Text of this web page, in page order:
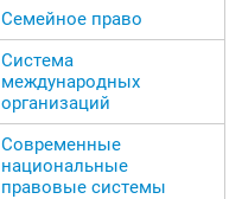
Семейное право
Система
международных
организаций
Современные
национальные
правовые системы